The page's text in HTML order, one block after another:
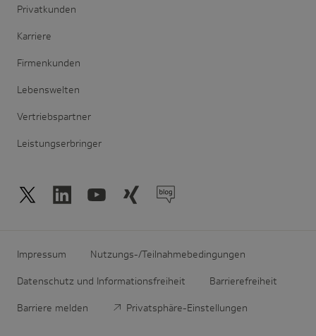
Privatkunden
Karriere
Firmenkunden
Lebenswelten
Vertriebspartner
Leistungserbringer
Impressum Nutzungs-/Teilnahmebedingungen
Datenschutz und Informationsfreiheit Barrierefreiheit
Barriere melden Privatsphäre-Einstellungen